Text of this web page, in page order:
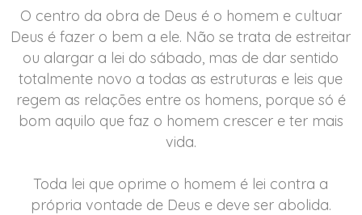
O centro da obra de Deus é o homem e cultuar
Deus é fazer o bem a ele. Não se trata de estreitar
ou alargar a lei do sábado, mas de dar sentido
totalmente novo a todas as estruturas e leis que
regem as relações entre os homens, porque só é
bom aquilo que faz o homem crescer e ter mais
vida.
Toda lei que oprime o homem é lei contra a
própria vontade de Deus e deve ser abolida.